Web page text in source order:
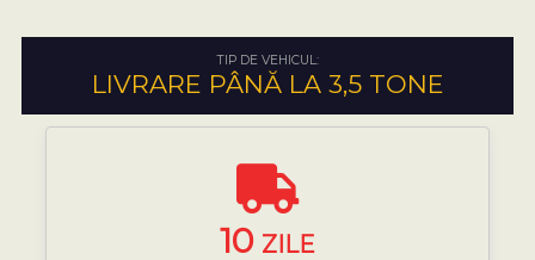
TIP DE VEHICUL:
LIVRARE PÂNĂ LA 3,5 TONE
10 ZILE